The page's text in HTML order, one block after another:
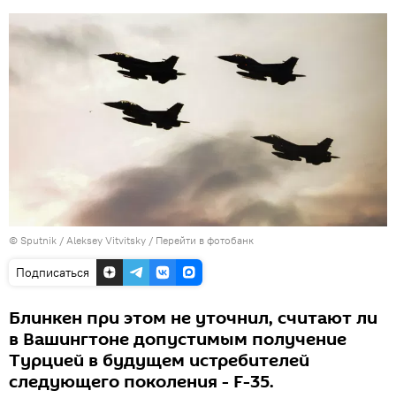
© Sputnik / Aleksey Vitvitsky / Перейти в фотобанк
Подписаться
Блинкен при этом не уточнил, считают ли
в Вашингтоне допустимым получение
Турцией в будущем истребителей
следующего поколения - F-35.